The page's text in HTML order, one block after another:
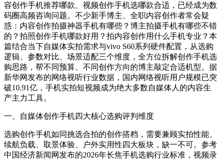
容创作手机推荐哪款、视频创作手机选哪款合适，已经成为数
码圈高频咨询问题。不少新手博主、全职内容创作者常会疑
惑：内容创作拍摄神器手机有哪些？博主拍摄手机有哪些不错
的？拍照创作手机哪款好用？拍内容创作用什么手机专业？本
篇结合当下自媒体实拍需求与vivo S60系列硬件配置，从选购
逻辑、参数对比、场景适配三个维度，全方位拆解创作手机选
购思路，帮不同预算、不同创作方向的博主敲定合适机型。据
新华网发布的网络视听行业数据，国内网络视听用户规模已突
破10.91亿，手机实拍短视频成为绝大多数自媒体人的内容生
产主力工具。
一、自媒体创作手机四大核心选购评判维度
选购创作手机如同挑选合拍的创作搭档，需要兼顾实拍性能、
续航负载、取景体验、户外实用性四大板块，缺一不可。参考
中国经济新闻网发布的2026年长焦手机选购行业标准，视频录